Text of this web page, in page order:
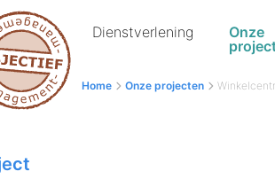
Dienstverlening
Onze
Home Onze projecten